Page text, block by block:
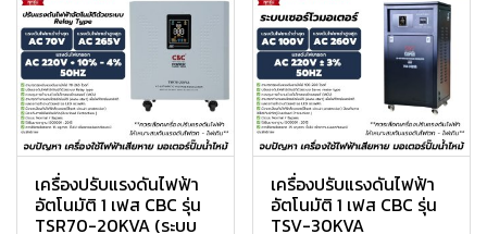
เครื่องปรับแรงดันไฟฟ้า
อัตโนมัติ 1 เฟส CBC รุ่น
TSR70-20KVA (ระบบ
เครื่องปรับแรงดันไฟฟ้า
อัตโนมัติ 1 เฟส CBC รุ่น
TSV-30KVA